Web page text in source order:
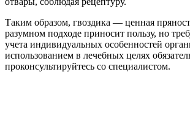
Таким образом, гвоздика — ценная
разумном подходе приносит пользу, но
учета индивидуальных особенностей
использованием в лечебных целях
проконсультируйтесь со специалистом.